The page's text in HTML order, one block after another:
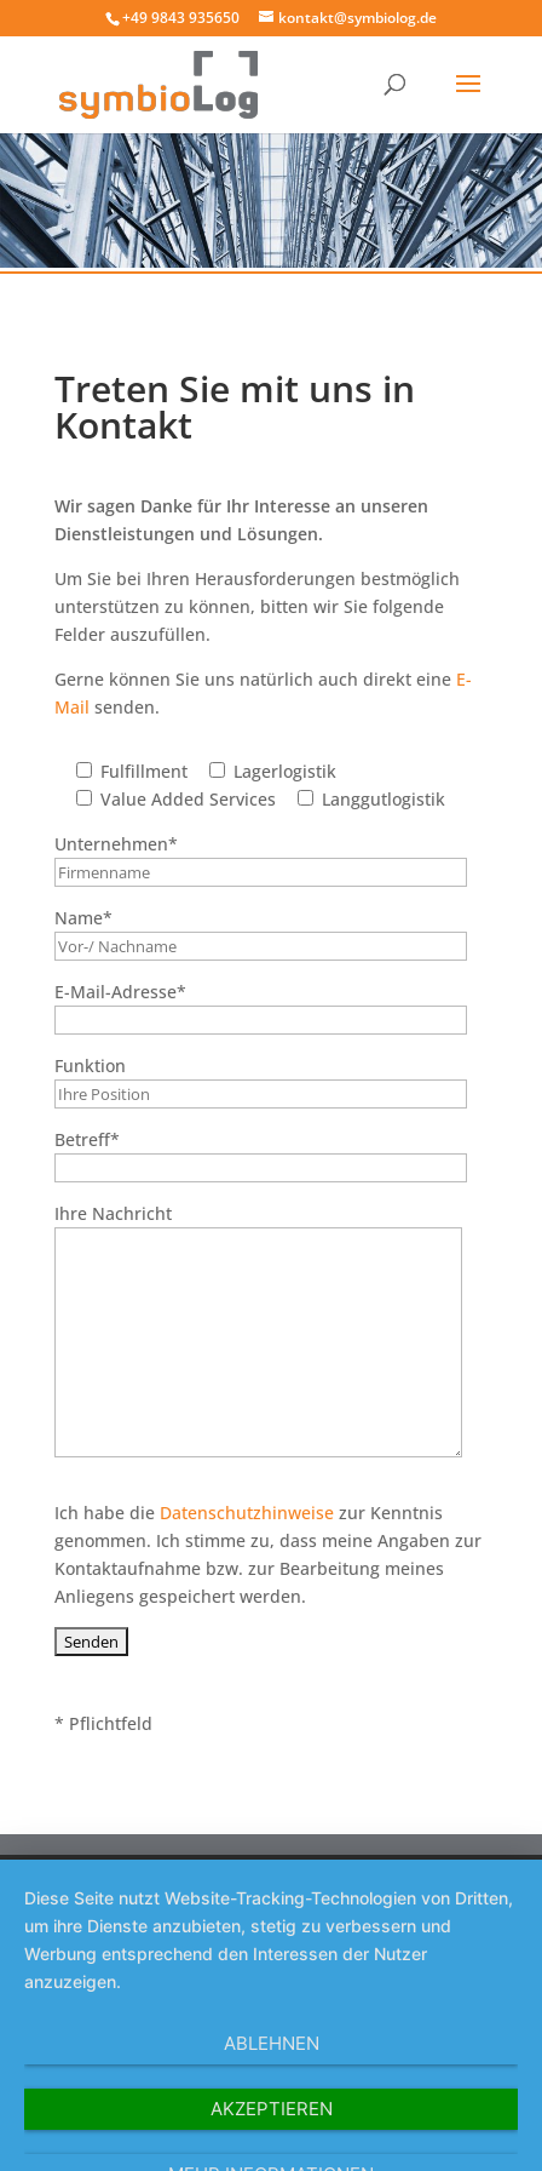
+49 9843 935650 kontakt@symbiolog.de
Treten Sie mit uns in
Kontakt
Wir sagen Danke für Ihr Interesse an unseren
Dienstleistungen und Lösungen.
Um Sie bei Ihren Herausforderungen bestmöglich
unterstützen zu können, bitten wir Sie folgende
Felder auszufüllen.
Gerne können Sie uns natürlich auch direkt eine E-
Mail senden.
Fulfillment
Lagerlogistik
Value Added Services
Langgutlogistik
Unternehmen*
Name*
E-Mail-Adresse*
Funktion
Betreff*
Ihre Nachricht
Ich habe die Datenschutzhinweisezur Kenntnis
genommen. Ich stimme zu, dass meine Angaben zur
Kontaktaufnahme bzw. zur Bearbeitung meines
Anliegens gespeichert werden.
* Pflichtfeld
Datenschutzhinweise
Impressum
Allgemeine Geschäftsbedingungen
Diese Seite nutzt Website-Tracking-Technologien von Dritten,
um ihre Dienste anzubieten, stetig zu verbessern und
Werbung entsprechend den Interessen der Nutzer
anzuzeigen.
ABLEHNEN
AKZEPTIEREN